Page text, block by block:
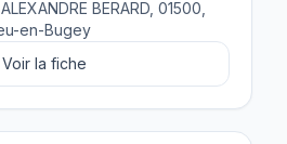
BERARD, 01500,
en-Bugey
Voir la fiche